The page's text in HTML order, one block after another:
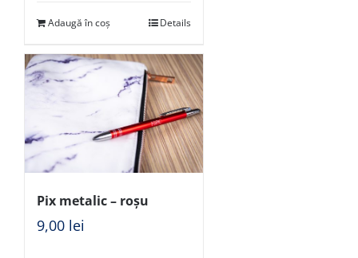
Adaugă în coș Details
Pix metalic – roșu
9,00 lei